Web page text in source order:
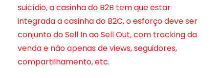
suicídio, a casinha do B2B tem que estar
integrada a casinha do B2C, o esforço deve ser
conjunto do Sell In ao Sell Out, com tracking da
venda e não apenas de views, seguidores,
compartilhamento, etc.